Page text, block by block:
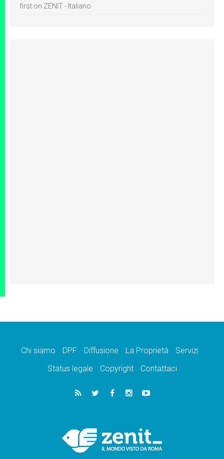
first on ZENIT - Italiano.
Chi siamo DPF Diffusione La Proprietà
Servizi
Status legale
Copyright Contattaci